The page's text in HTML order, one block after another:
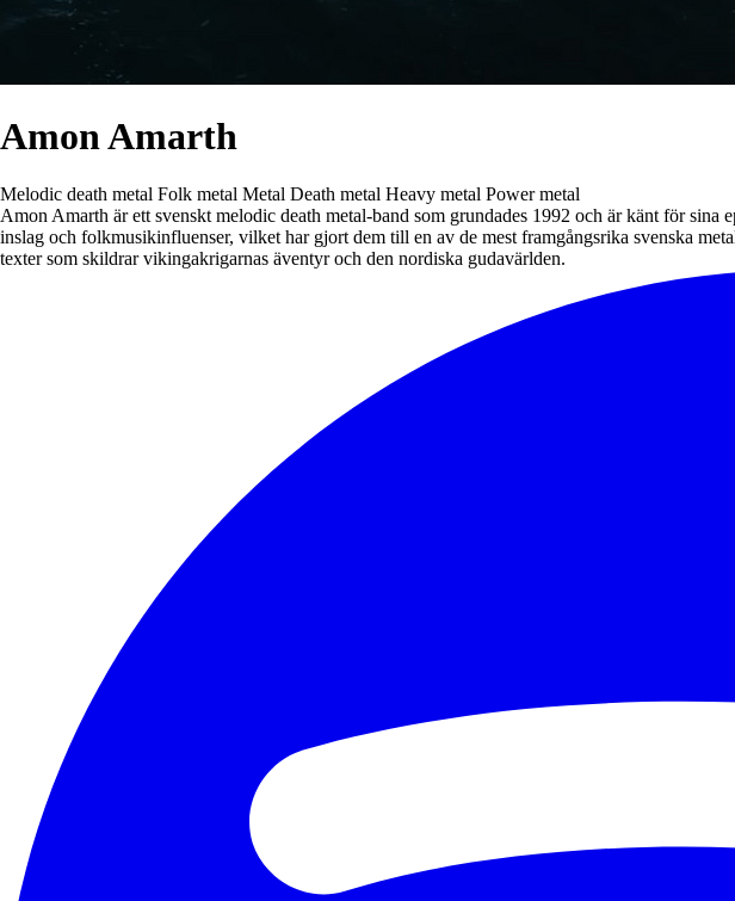
Amon Amarth
Melodic death metal Folk metal Metal Death metal Heavy metal Power metal
Amon Amarth är ett svenskt melodic death metal-band som grundades 1992 och är känt för
inslag och folkmusikinfluenser, vilket har gjort dem till en av de mest framgångsrika svenska
texter som skildrar vikingakrigarnas äventyr och den nordiska gudavärlden.